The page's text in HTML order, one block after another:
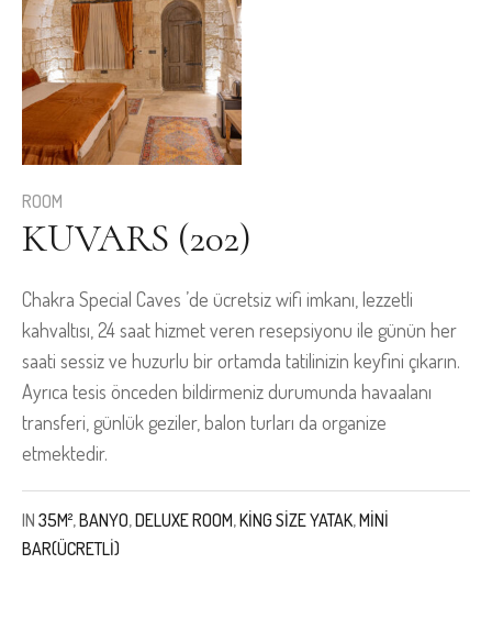
ROOM
KUVARS (202)
Chakra Special Caves ’de ücretsiz wifi imkanı, lezzetli
kahvaltısı, 24 saat hizmet veren resepsiyonu ile günün her
saati sessiz ve huzurlu bir ortamda tatilinizin keyfini çıkarın.
Ayrıca tesis önceden bildirmeniz durumunda havaalanı
transferi, günlük geziler, balon turları da organize
etmektedir.
IN 35M²,BANYO,DELUXE ROOM,KING SIZE YATAK,MINI
BAR(ÜCRETLI)